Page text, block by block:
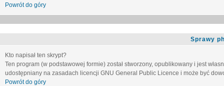
Powrót do góry
Sprawy
Kto napisał ten skrypt?
Ten program (w podstawowej formie) został stworzony, opublikowany i jest
udostępniany na zasadach licencji GNU General Public Licence i może być
Powrót do góry